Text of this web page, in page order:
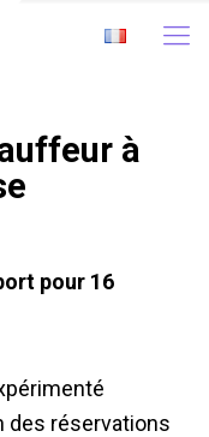
à
pour 16
des réservations